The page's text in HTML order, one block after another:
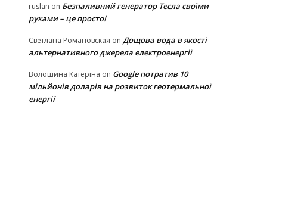
ruslan on Безпаливний генератор Тесла своїми
руками – це просто!
Светлана Романовская on Дощова вода в якості
альтернативного джерела електроенергії
Волошина Катеріна on Google потратив 10
мільйонів доларів на розвиток геотермальної
енергії